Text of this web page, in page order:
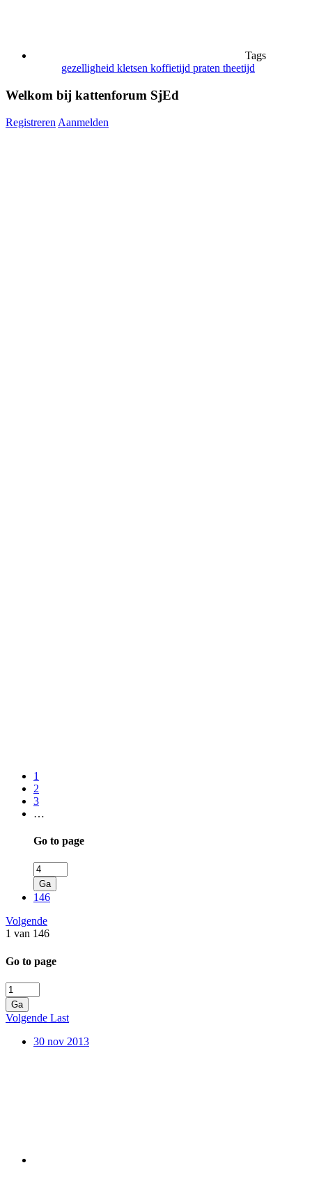
Tags
gezelligheid kletsen koffietijd praten theetijd
Welkom bij kattenforum SjEd
Registreren Aanmelden
1
2
3
…
Go to page
Ga
146
Volgende
1 van 146
Go to page
Ga
Volgende Last
30 nov 2013